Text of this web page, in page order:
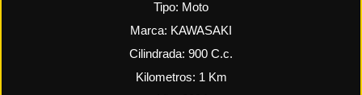
Tipo: Moto
Marca: KAWASAKI
Cilindrada: 900 C.c.
Kilometros: 1 Km